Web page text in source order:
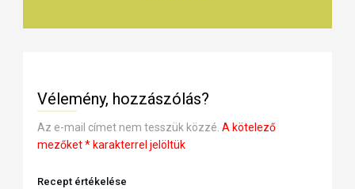
Vélemény, hozzászólás?
Az e-mail címet nem tesszük közzé. A kötelező
mezőket*karakterrel jelöltük
Recept értékelése